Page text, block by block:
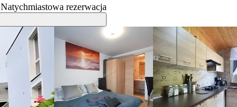
Natychmiastowa rezerwacja